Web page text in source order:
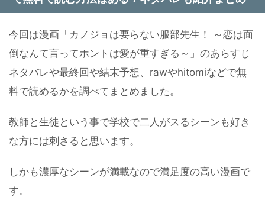
今回は漫画「カノジョは要らない服部先生！ ～恋は面
倒なんて言ってホントは愛が重すぎる～」のあらすじ
ネタバレや最終回や結末予想、rawやhitomiなどで無
料で読めるかを調べてまとめました。
教師と生徒という事で学校で二人がスるシーンも好き
な方には刺さると思います。
しかも濃厚なシーンが満載なので満足度の高い漫画で
す。